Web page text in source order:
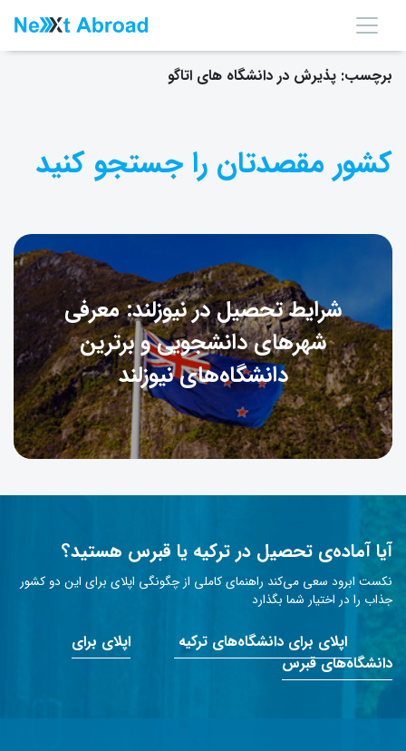
برچسب: پذیرش در دانشگاه های اتاگو
کشور مقصدتان را جستجو کنید
شرایط تحصیل در نیوزلند: معرفی
شهرهای دانشجویی و برترین
دانشگاه‌های نیوزلند
آیا آماده‌ی تحصیل در ترکیه یا قبرس هستید؟
نکست ابرود سعی می‌کند راهنمای کاملی از چگونگی اپلای برای این دو کشور
جذاب را در اختیار شما بگذارد
اپلای برای دانشگاه‌های ترکیه
اپلای برای
دانشگاه‌های قبرس